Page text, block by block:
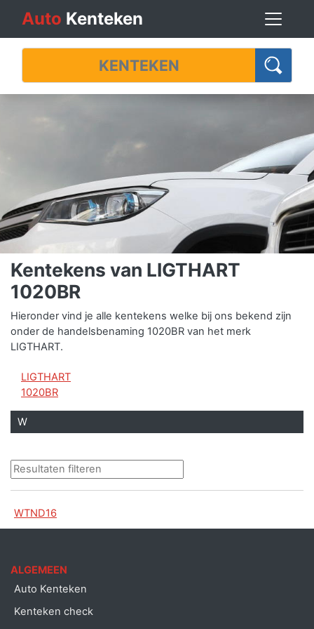
Auto Kenteken
Kentekens van LIGTHART
1020BR
Hieronder vind je alle kentekens welke bij ons bekend zijn
onder de handelsbenaming 1020BR van het merk
LIGTHART.
LIGTHART
1020BR
W
WTND16
ALGEMEEN
Auto Kenteken
Kenteken check